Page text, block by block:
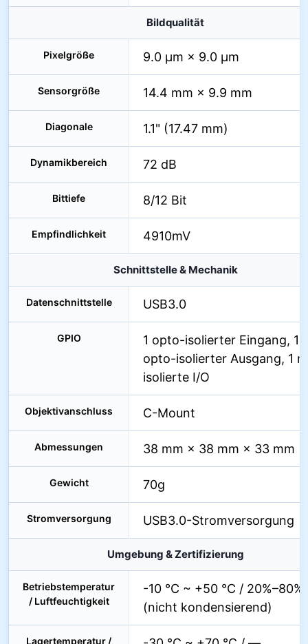
Bildqualität
Pixelgröße 9.0 µm × 9.0 µm
Sensorgröße 14.4 mm × 9.9 mm
Diagonale 1.1" (17.47 mm)
Dynamikbereich 72 dB
Bittiefe 8/12 Bit
Empfindlichkeit 4910mV
Schnittstelle & Mechanik
Datenschnittstelle USB3.0
GPIO
1 opto-isolierter Eingang, 1
opto-isolierter Ausgang, 1
isolierte I/O
Objektivanschluss C-Mount
Abmessungen 38 mm × 38 mm × 33 mm
Gewicht 70g
Stromversorgung USB3.0-Stromversorgung
Umgebung & Zertifizierung
Betriebstemperatur
/ Luftfeuchtigkeit
-10 °C ~ +50 °C / 20%–80%
(nicht kondensierend)
Lagertemperatur /